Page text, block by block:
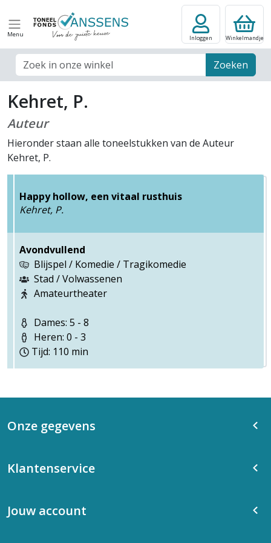
Menu
Zoek veld Zoeken
Inloggen Winkelmandje
Kehret, P.
Auteur
Hieronder staan alle toneelstukken van de Auteur
Kehret, P.
Happy hollow, een vitaal rusthuis
Kehret, P.
Avondvullend
Blijspel / Komedie / Tragikomedie
Stad / Volwassenen
Amateurtheater
Dames: 5 - 8
Heren: 0 - 3
Tijd: 110 min
Onze gegevens
Klantenservice
Jouw account